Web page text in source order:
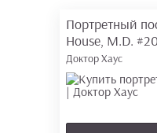
Портретный
House, M.D.
Доктор Хаус